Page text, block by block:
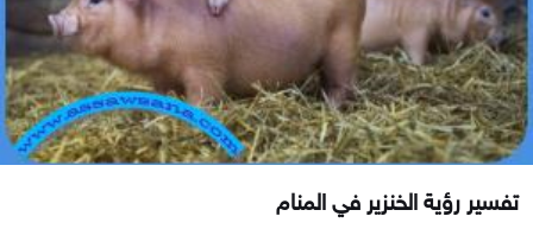
تفسير رؤية الخنزير في المنام